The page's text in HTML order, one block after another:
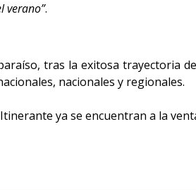
verano”.
tras la exitosa trayectoria
nacionales y regionales.
ya se encuentran a la